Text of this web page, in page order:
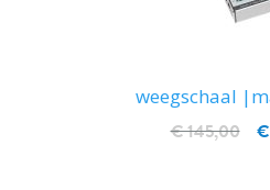
weegschaal
€ 145,00